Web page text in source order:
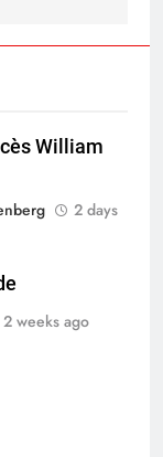
William
2 days
2 weeks ago